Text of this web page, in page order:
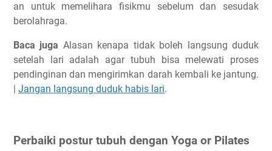
an untuk memelihara fisikmu sebelum dan sesudak
berolahraga.
Baca juga Alasan kenapa tidak boleh langsung duduk
setelah lari adalah agar tubuh bisa melewati proses
pendinginan dan mengirimkan darah kembali ke jantung.
Jangan langsung duduk habis lari.
Perbaiki postur tubuh dengan Yoga or Pilates